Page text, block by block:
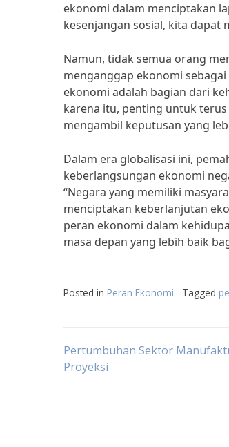
ekonomi dalam menciptakan
kesenjangan sosial, kita dapat
Namun, tidak semua orang
menganggap ekonomi
ekonomi adalah bagian dari
karena itu, penting untuk
mengambil keputusan yang
Dalam era globalisasi ini,
keberlangsungan ekonomi
“Negara yang memiliki
menciptakan keberlanjutan
peran ekonomi dalam
masa depan yang lebih baik
Posted in Peran Ekonomi Tagged
Post
Pertumbuhan Sektor
Proyeksi